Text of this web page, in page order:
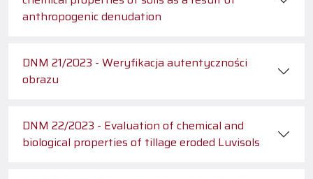
anthropogenic denudation
DNM 21/2023 - Weryfikacja autentyczności
obrazu
DNM 22/2023 - Evaluation of chemical and
biological properties of tillage eroded Luvisols